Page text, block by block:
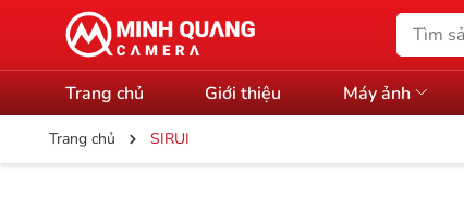
Trang chủ Giới thiệu Máy ảnh
Trang chủ SIRUI